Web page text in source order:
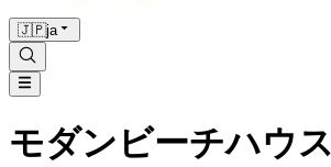
🇯🇵ja
モダンビーチハウ